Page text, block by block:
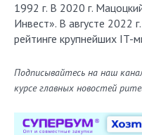
1992 г. В 2020 г.
Инвест». В августе 2022
рейтинге крупнейших IT-
Подписывайтесь на наш
курсе главных новостей